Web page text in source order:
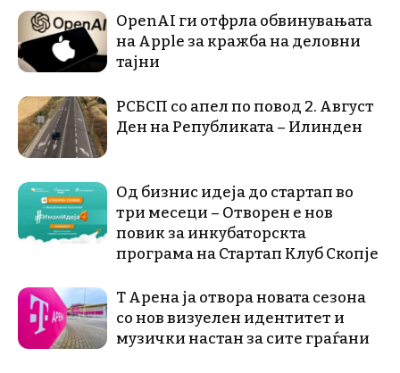
OpenAI ги отфрла обвинувањата
на Apple за кражба на деловни
тајни
РСБСП со апел по повод 2. Август
Ден на Републиката – Илинден
Од бизнис идеја до стартап во
три месеци – Отворен е нов
повик за инкубаторскта
програма на Стартап Клуб Скопје
Т Арена ја отвора новата сезона
со нов визуелен идентитет и
музички настан за сите граѓани